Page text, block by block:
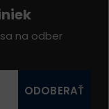
na odber
ODOBERAŤ